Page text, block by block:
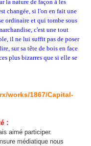
la nature de façon à les
changée, si l'on en fait une
ordinaire et qui tombe sous
c'est une tout
il ne lui suffit pas de poser
sur sa tête de bois en face
plus bizarres que si elle se
works/1867/Capital-
:
aimé participer.
médiatique nous